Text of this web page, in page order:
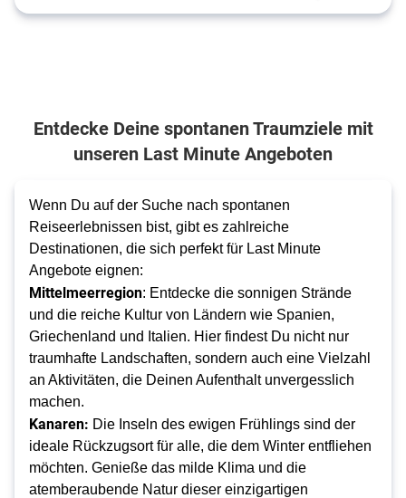
Entdecke Deine spontanen Traumziele mit
unseren Last Minute Angeboten
Wenn Du auf der Suche nach spontanen
Reiseerlebnissen bist, gibt es zahlreiche
Destinationen, die sich perfekt für Last Minute
Angebote eignen:
Mittelmeerregion: Entdecke die sonnigen Strände
und die reiche Kultur von Ländern wie Spanien,
Griechenland und Italien. Hier findest Du nicht nur
traumhafte Landschaften, sondern auch eine Vielzahl
an Aktivitäten, die Deinen Aufenthalt unvergesslich
machen.
Kanaren: Die Inseln des ewigen Frühlings sind der
ideale Rückzugsort für alle, die dem Winter entfliehen
möchten. Genieße das milde Klima und die
atemberaubende Natur dieser einzigartigen